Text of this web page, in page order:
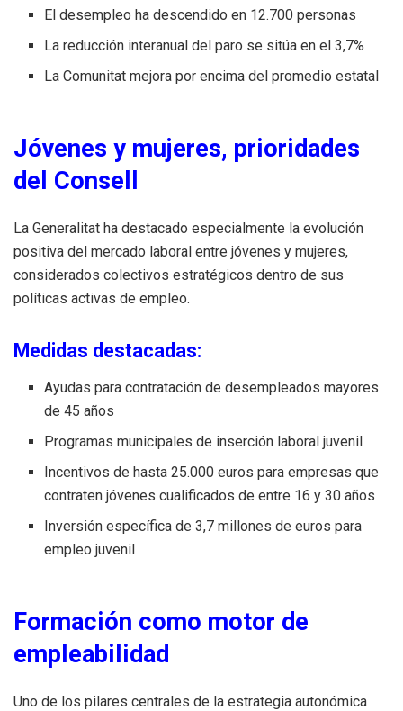
El desempleo ha descendido en 12.700 personas
La reducción interanual del paro se sitúa en el 3,7%
La Comunitat mejora por encima del promedio estatal
Jóvenes y mujeres, prioridades
del Consell
La Generalitat ha destacado especialmente la evolución
positiva del mercado laboral entre jóvenes y mujeres,
considerados colectivos estratégicos dentro de sus
políticas activas de empleo.
Medidas destacadas:
Ayudas para contratación de desempleados mayores
de 45 años
Programas municipales de inserción laboral juvenil
Incentivos de hasta 25.000 euros para empresas que
contraten jóvenes cualificados de entre 16 y 30 años
Inversión específica de 3,7 millones de euros para
empleo juvenil
Formación como motor de
empleabilidad
Uno de los pilares centrales de la estrategia autonómica